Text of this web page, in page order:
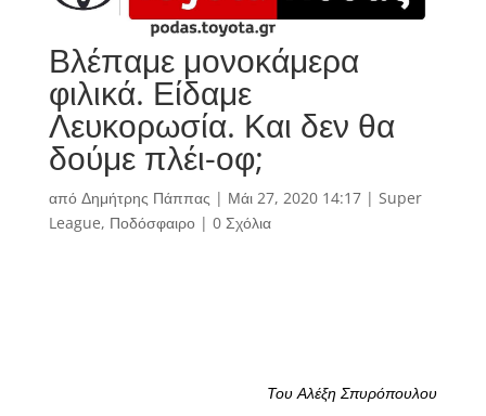
Βλέπαμε μονοκάμερα
φιλικά. Είδαμε
Λευκορωσία. Και δεν θα
δούμε πλέι-οφ;
από Δημήτρης Πάππας | Μάι 27, 2020 14:17| Super
League, Ποδόσφαιρο| 0 Σχόλια
Του Αλέξη Σπυρόπουλου